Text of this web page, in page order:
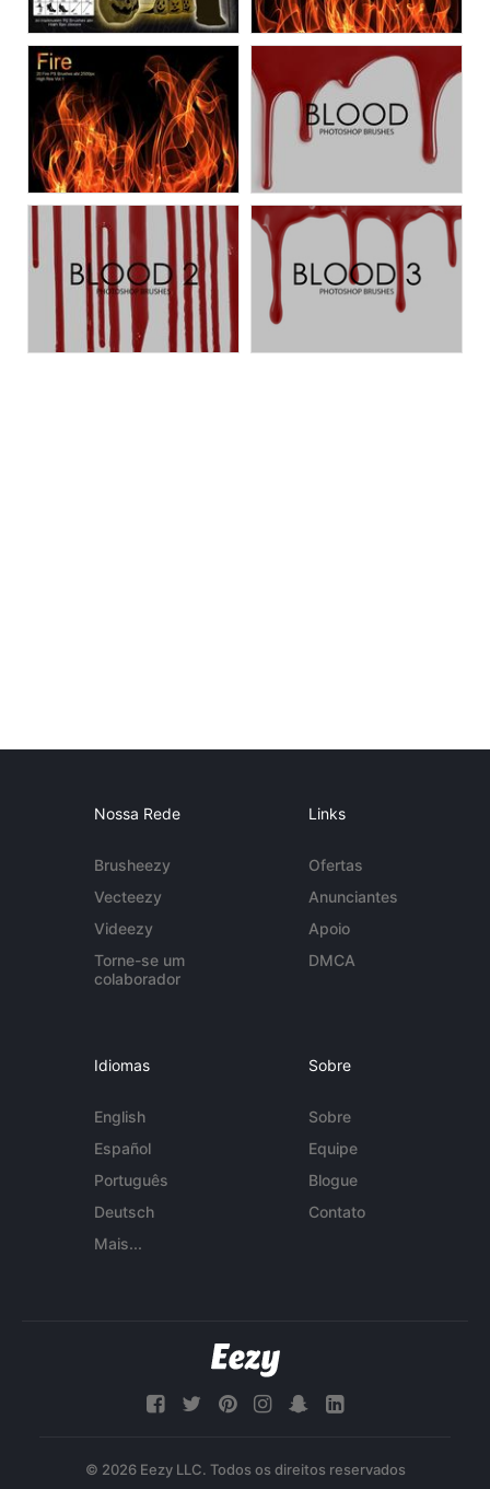
Nossa Rede
Brusheezy
Vecteezy
Videezy
Torne-se um
colaborador
Links
Ofertas
Anunciantes
Apoio
DMCA
Idiomas
English
Español
Português
Deutsch
Mais...
Sobre
Sobre
Equipe
Blogue
Contato
© 2026 Eezy LLC. Todos os direitos reservados